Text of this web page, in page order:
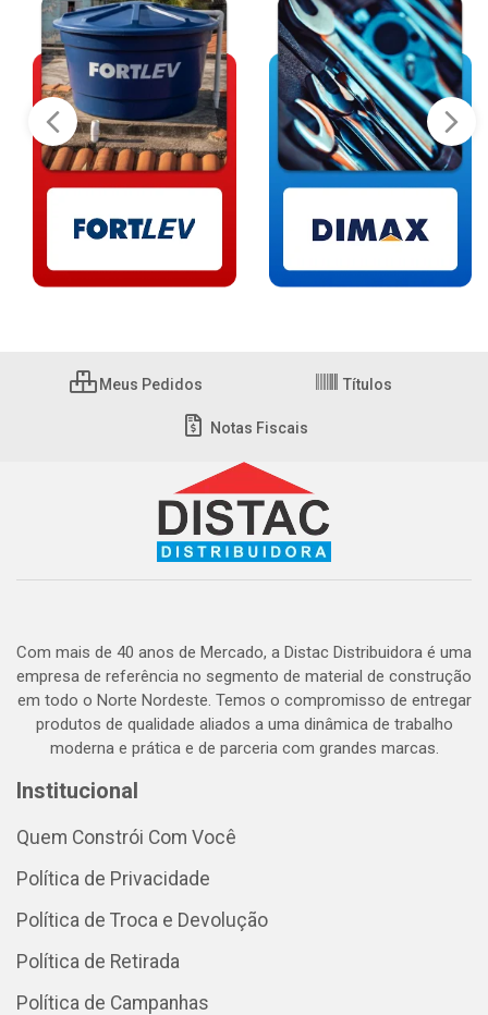
Meus Pedidos Títulos
Notas Fiscais
Com mais de 40 anos de Mercado, a Distac Distribuidora é uma
empresa de referência no segmento de material de construção
em todo o Norte Nordeste. Temos o compromisso de entregar
produtos de qualidade aliados a uma dinâmica de trabalho
moderna e prática e de parceria com grandes marcas.
Institucional
Quem Constrói Com Você
Política de Privacidade
Política de Troca e Devolução
Política de Retirada
Política de Campanhas